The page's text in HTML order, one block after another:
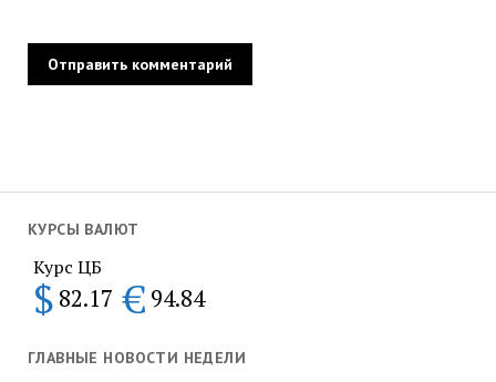
КУРСЫ ВАЛЮТ
Курс ЦБ
$ 82.17 € 94.84
ГЛАВНЫЕ НОВОСТИ НЕДЕЛИ